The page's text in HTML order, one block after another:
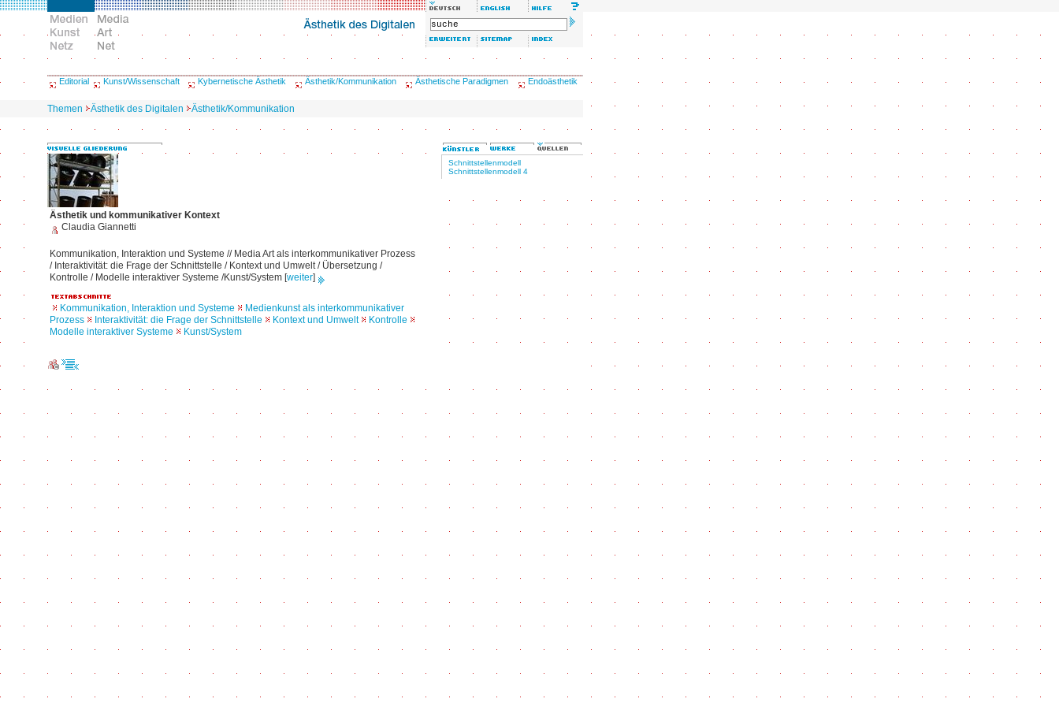
Editorial Kunst/Wissenschaft Kybernetische Ästhetik Ästhetik/Kommunikation Ästhetische Paradigmen Endoästhetik
Themen Ästhetik des Digitalen Ästhetik/Kommunikation
Ästhetik und kommunikativer Kontext
Claudia Giannetti
Kommunikation, Interaktion und Systeme // Media Art als interkommunikativer Prozess
/ Interaktivität: die Frage der Schnittstelle / Kontext und Umwelt / Übersetzung /
Kontrolle / Modelle interaktiver Systeme /Kunst/System [weiter]
Kommunikation, Interaktion und Systeme
Medienkunst als interkommunikativer
Prozess
Interaktivität: die Frage der Schnittstelle Kontext und Umwelt
Kontrolle
Modelle interaktiver Systeme
Kunst/System
Schnittstellenmodell
Schnittstellenmodell 4